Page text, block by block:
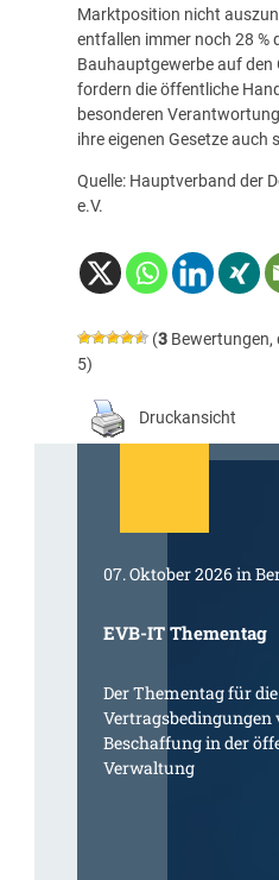
Marktposition nicht
entfallen immer noch 28 %
Bauhauptgewerbe auf den
fordern die öffentliche
besonderen
ihre eigenen Gesetze auch
Quelle: Hauptverband der
e.V.
(3Bewertungen,
5)
Druckansicht
07. Oktober 2026 in
EVB-IT Thementag
Der Thementag für
Vertragsbedingungen
Beschaffung in der
Verwaltung